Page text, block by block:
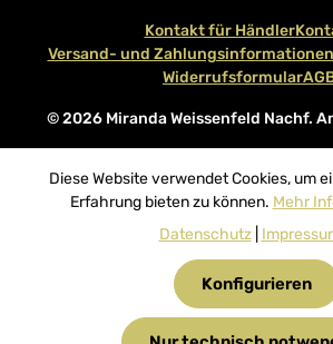
© 2026 Miranda Weissenfeld Nachf.
Kontakt für Händler
Versand- und Zahlungsinformationen
Widerrufsformular
Diese Website verwendet Cookies, um
Erfahrung bieten zu können. Mehr
Datenschutz|
Konfigurieren